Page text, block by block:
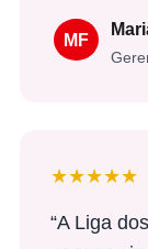
MF
★★★★★
“A Liga